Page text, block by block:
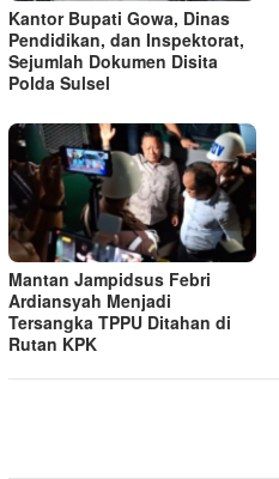
Kantor Bupati Gowa, Dinas
Pendidikan, dan Inspektorat,
Sejumlah Dokumen Disita
Polda Sulsel
Mantan Jampidsus Febri
Ardiansyah Menjadi
Tersangka TPPU Ditahan di
Rutan KPK